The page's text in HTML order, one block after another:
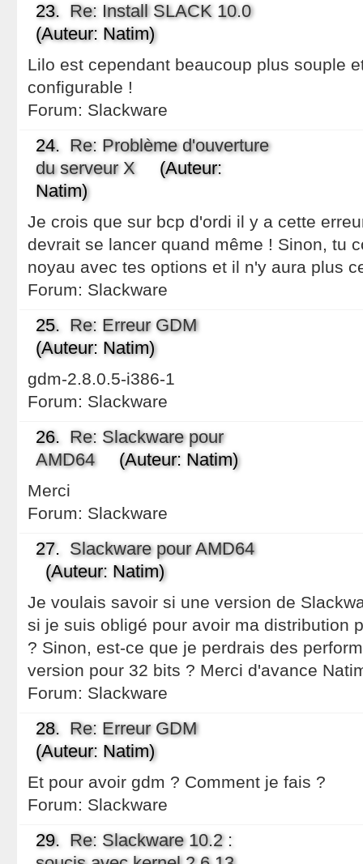
23. Re: Install SLACK 10.0
(Auteur: Natim)
Lilo est cependant beaucoup plus souple
configurable !
Forum: Slackware
24. Re: Problème d'ouverture
du serveur X(Auteur:
Natim)
Je crois que sur bcp d'ordi il y a cette
devrait se lancer quand même ! Sinon, tu
noyau avec tes options et il n'y aura plus
Forum: Slackware
25. Re: Erreur GDM
(Auteur: Natim)
gdm-2.8.0.5-i386-1
Forum: Slackware
26. Re: Slackware pour
AMD64(Auteur: Natim)
Merci
Forum: Slackware
27. Slackware pour AMD64
(Auteur: Natim)
Je voulais savoir si une version de
si je suis obligé pour avoir ma distribution
? Sinon, est-ce que je perdrais des
version pour 32 bits ? Merci d'avance
Forum: Slackware
28. Re: Erreur GDM
(Auteur: Natim)
Et pour avoir gdm ? Comment je fais ?
Forum: Slackware
29. Re: Slackware 10.2 :